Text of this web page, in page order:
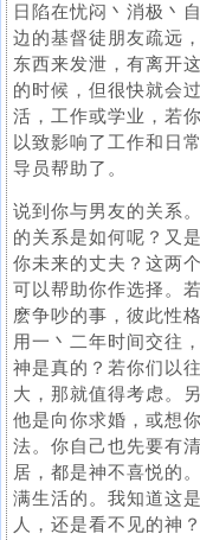
日陷在忧闷丶消极丶
边的基督徒朋友疏远
东西来发泄，有离开
的时候，但很快就会
活，工作或学业，若
以致影响了工作和日
导员帮助了。
说到你与男友的关系
的关系是如何呢？又
你未来的丈夫？这两
可以帮助你作选择。
麽争吵的事，彼此性
用一丶二年时间交往
神是真的？若你们以
大，那就值得考虑。
他是向你求婚，或想
法。你自己也先要有
居，都是神不喜悦的
满生活的。我知道这
人，还是看不见的神